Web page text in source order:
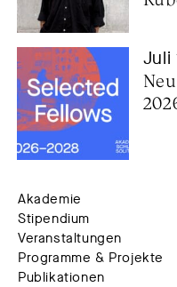
Juli
Akademie
Stipendium
Veranstaltungen
Programme & Projekte
Publikationen